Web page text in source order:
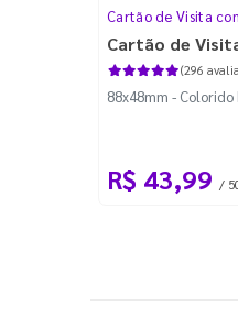
Cartão de Visita
Cartão de
(296
88x48mm -
R$ 43,99 /